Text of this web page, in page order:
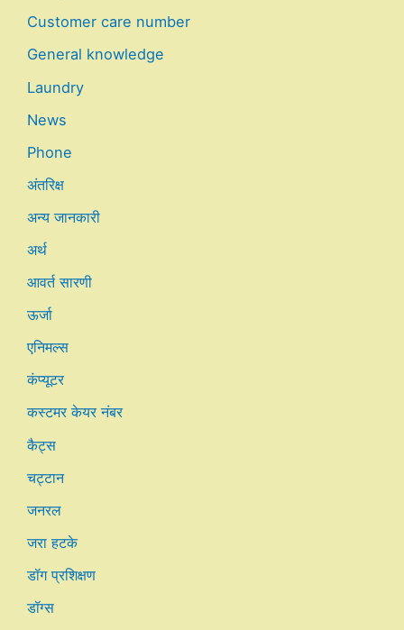
Customer care number
General knowledge
Laundry
News
Phone
अंतरिक्ष
अन्य जानकारी
अर्थ
आवर्त सारणी
ऊर्जा
एनिमल्स
कंप्यूटर
कस्टमर केयर नंबर
कैट्स
चट्टान
जनरल
जरा हटके
डॉग प्रशिक्षण
डॉग्स